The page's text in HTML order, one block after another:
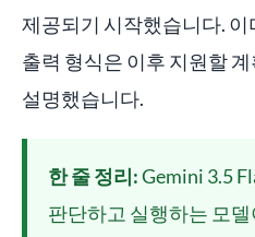
제공되기 시작했습니다.
출력 형식은 이후 지원할
설명했습니다.
한 줄 정리:Gemini 3.5
판단하고 실행하는 모